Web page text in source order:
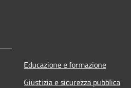
Educazione e formazione
Giustizia e sicurezza pubblica